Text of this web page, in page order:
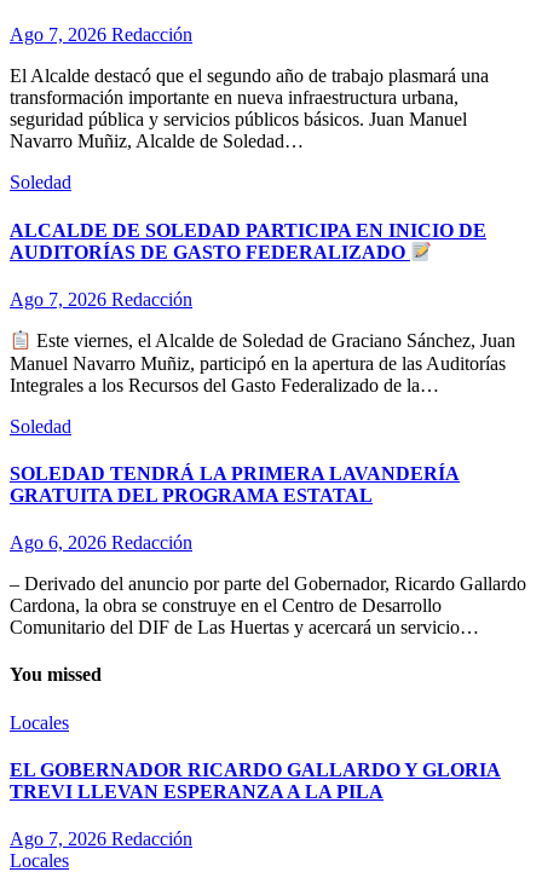
Ago 7, 2026 Redacción
El Alcalde destacó que el segundo año de trabajo plasmará una
transformación importante en nueva infraestructura urbana,
seguridad pública y servicios públicos básicos. Juan Manuel
Navarro Muñiz, Alcalde de Soledad…
Soledad
ALCALDE DE SOLEDAD PARTICIPA EN INICIO DE
AUDITORÍAS DE GASTO FEDERALIZADO
Ago 7, 2026 Redacción
Este viernes, el Alcalde de Soledad de Graciano Sánchez, Juan
Manuel Navarro Muñiz, participó en la apertura de las Auditorías
Integrales a los Recursos del Gasto Federalizado de la…
Soledad
SOLEDAD TENDRÁ LA PRIMERA LAVANDERÍA
GRATUITA DEL PROGRAMA ESTATAL
Ago 6, 2026 Redacción
– Derivado del anuncio por parte del Gobernador, Ricardo Gallardo
Cardona, la obra se construye en el Centro de Desarrollo
Comunitario del DIF de Las Huertas y acercará un servicio…
You missed
Locales
EL GOBERNADOR RICARDO GALLARDO Y GLORIA
TREVI LLEVAN ESPERANZA A LA PILA
Ago 7, 2026 Redacción
Locales